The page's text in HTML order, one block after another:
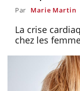
Par Marie Martin
La crise
chez les